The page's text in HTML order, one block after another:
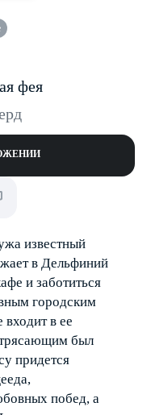
фея
известный
в Дельфиний
и заботиться
городским
в ее
был
придется
побед, а